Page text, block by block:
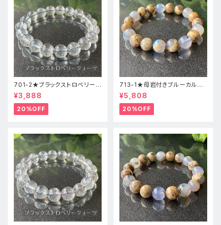
701-2★ブラックストロベリーク
ォーツ【高品質】天然石ブレスレ
ッパワーストーン
¥3,888
20%OFF
713-1★母岩付きブルーカルセ
ドニー【高品質】天然石ブレスレ
ットパワーストーン
¥5,808
20%OFF